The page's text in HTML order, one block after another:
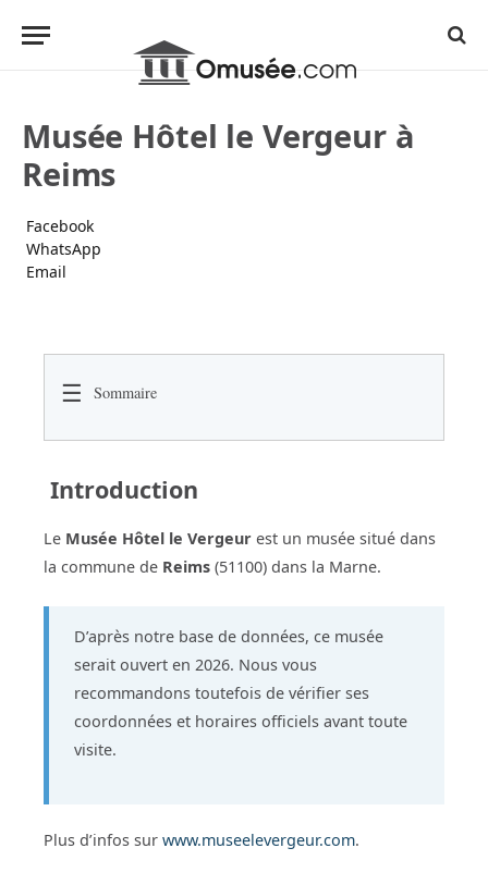
Musée Hôtel le Vergeur à
Reims
Facebook
WhatsApp
Email
☰ Sommaire
Introduction
Le Musée Hôtel le Vergeur est un musée situé dans
la commune de Reims (51100) dans la Marne.
D’après notre base de données, ce musée
serait ouvert en 2026. Nous vous
recommandons toutefois de vérifier ses
coordonnées et horaires officiels avant toute
visite.
Plus d’infos sur www.museelevergeur.com.